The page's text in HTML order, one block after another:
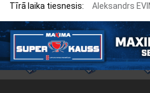
Tīrā laika tiesnesis:
Aleksandrs